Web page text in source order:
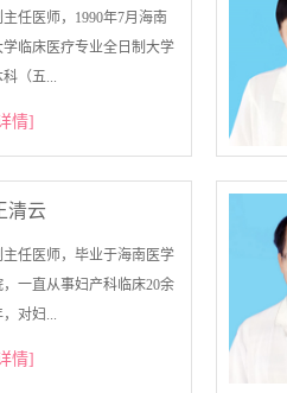
主任医师，1990年7月海南
学临床医疗专业全日制大学
科（五...
情]
清云
主任医师，毕业于海南医学
，一直从事妇产科临床20余
，对妇...
情]